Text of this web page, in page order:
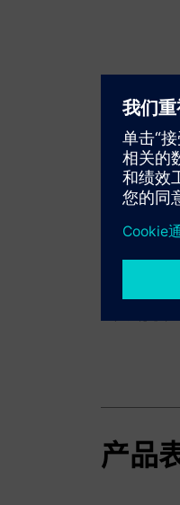
数据
产品